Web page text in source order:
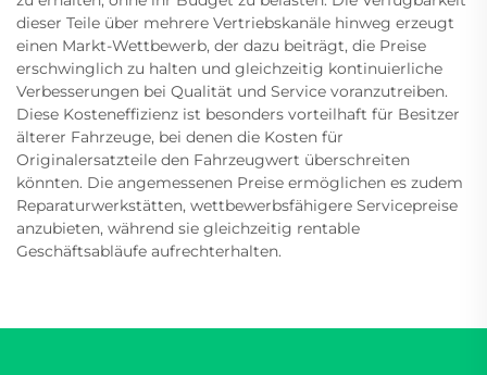
dieser Teile über mehrere Vertriebskanäle hinweg erzeugt
einen Markt-Wettbewerb, der dazu beiträgt, die Preise
erschwinglich zu halten und gleichzeitig kontinuierliche
Verbesserungen bei Qualität und Service voranzutreiben.
Diese Kosteneffizienz ist besonders vorteilhaft für Besitzer
älterer Fahrzeuge, bei denen die Kosten für
Originalersatzteile den Fahrzeugwert überschreiten
könnten. Die angemessenen Preise ermöglichen es zudem
Reparaturwerkstätten, wettbewerbsfähigere Servicepreise
anzubieten, während sie gleichzeitig rentable
Geschäftsabläufe aufrechterhalten.